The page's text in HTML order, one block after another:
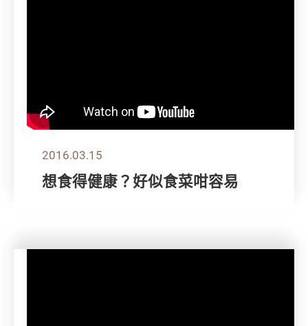
2016.03.15
想食得健康？好似食菜咁容易